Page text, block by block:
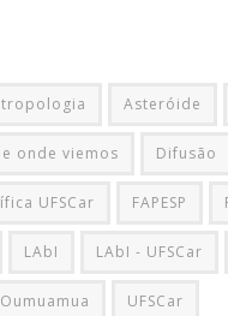
Asteróide
onde viemos Difusão
UFSCar FAPESP
LAbI LAbI - UFSCar
Oumuamua UFSCar